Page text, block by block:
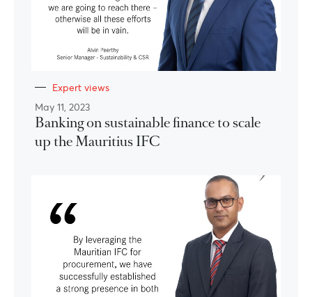
Expert views
May 11, 2023
Banking on sustainable finance to scale
up the Mauritius IFC